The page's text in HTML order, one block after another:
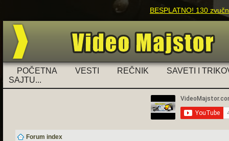
BESPLATNO! 130
POČETNA VESTI REČNIK
SAVETI I
SAJTU...
Forum index